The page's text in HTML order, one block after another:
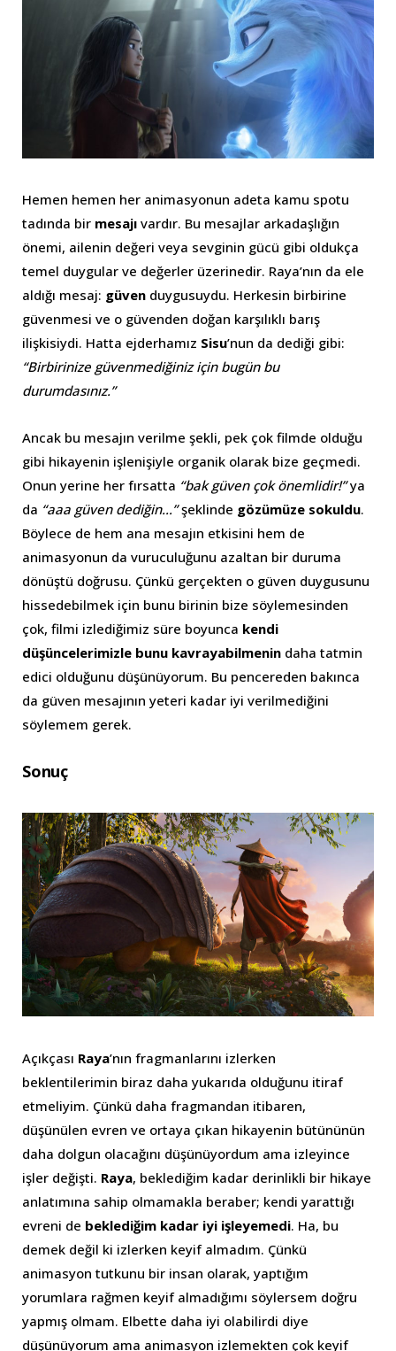
Hemen hemen her animasyonun adeta kamu spotu
tadında bir mesajı vardır. Bu mesajlar arkadaşlığın
önemi, ailenin değeri veya sevginin gücü gibi oldukça
temel duygular ve değerler üzerinedir. Raya’nın da ele
aldığı mesaj: güven duygusuydu. Herkesin birbirine
güvenmesi ve o güvenden doğan karşılıklı barış
ilişkisiydi. Hatta ejderhamız Sisu’nun da dediği gibi:
“Birbirinize güvenmediğiniz için bugün bu
durumdasınız.”
Ancak bu mesajın verilme şekli, pek çok filmde olduğu
gibi hikayenin işlenişiyle organik olarak bize geçmedi.
Onun yerine her fırsatta “bak güven çok önemlidir!”ya
da “aaa güven dediğin…”şeklinde gözümüze sokuldu.
Böylece de hem ana mesajın etkisini hem de
animasyonun da vuruculuğunu azaltan bir duruma
dönüştü doğrusu. Çünkü gerçekten o güven duygusunu
hissedebilmek için bunu birinin bize söylemesinden
çok, filmi izlediğimiz süre boyunca kendi
düşüncelerimizle bunu kavrayabilmenin daha tatmin
edici olduğunu düşünüyorum. Bu pencereden bakınca
da güven mesajının yeteri kadar iyi verilmediğini
söylemem gerek.
Sonuç
Açıkçası Raya’nın fragmanlarını izlerken
beklentilerimin biraz daha yukarıda olduğunu itiraf
etmeliyim. Çünkü daha fragmandan itibaren,
düşünülen evren ve ortaya çıkan hikayenin bütününün
daha dolgun olacağını düşünüyordum ama izleyince
işler değişti. Raya, beklediğim kadar derinlikli bir hikaye
anlatımına sahip olmamakla beraber; kendi yarattığı
evreni de beklediğim kadar iyi işleyemedi. Ha, bu
demek değil ki izlerken keyif almadım. Çünkü
animasyon tutkunu bir insan olarak, yaptığım
yorumlara rağmen keyif almadığımı söylersem doğru
yapmış olmam. Elbette daha iyi olabilirdi diye
düşünüyorum ama animasyon izlemekten çok keyif